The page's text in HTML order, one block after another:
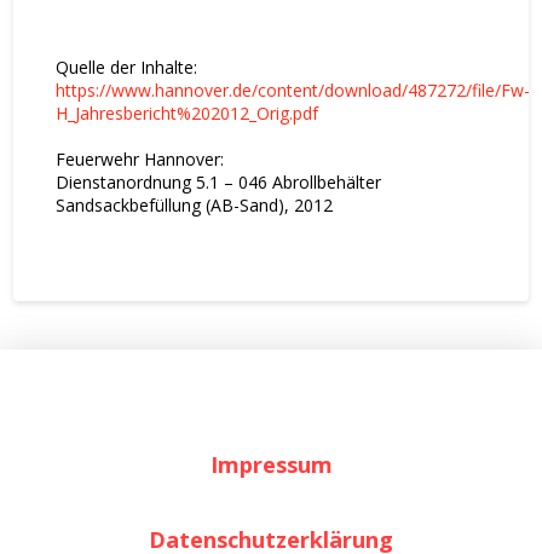
Quelle der Inhalte:
https://www.hannover.de/content/download/487272/file/Fw-
H_Jahresbericht%202012_Orig.pdf
Feuerwehr Hannover:
Dienstanordnung 5.1 – 046 Abrollbehälter
Sandsackbefüllung (AB-Sand), 2012
Impressum
Datenschutzerklärung